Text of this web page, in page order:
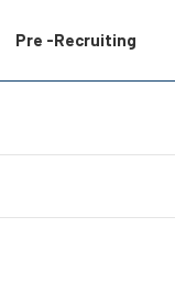
Pre -Recruiting